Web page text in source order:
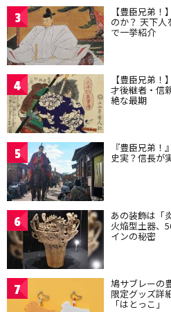
3 【豊臣兄弟
のか？ 天下人
で一挙紹介
4 【豊臣兄弟
才後継者・信
絶な最期
5 『豊臣兄弟
史実？信長が
6 あの装飾は「
火焔型土器、
インの秘密
7 鳩サブレーの
限定グッズ詳
「はとっこ」